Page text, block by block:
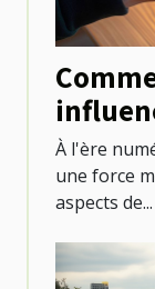
santé
À l'ère
une force
aspects de...